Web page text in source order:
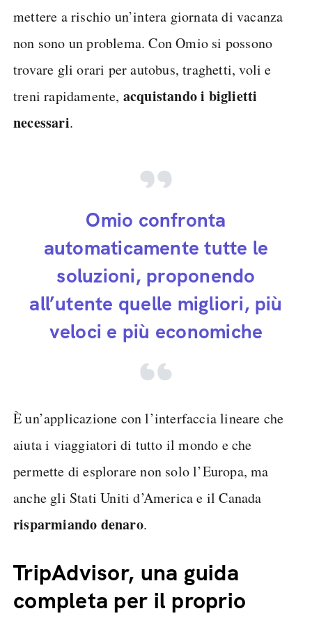
mettere a rischio un’intera giornata di vacanza
non sono un problema. Con Omio si possono
trovare gli orari per autobus, traghetti, voli e
treni rapidamente, acquistando i biglietti
necessari.
Omio confronta
automaticamente tutte le
soluzioni, proponendo
all’utente quelle migliori, più
veloci e più economiche
È un’applicazione con l’interfaccia lineare che
aiuta i viaggiatori di tutto il mondo e che
permette di esplorare non solo l’Europa, ma
anche gli Stati Uniti d’America e il Canada
risparmiando denaro.
TripAdvisor, una guida
completa per il proprio